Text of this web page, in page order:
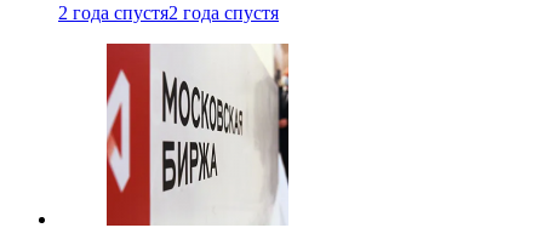
2 года спустя2 года спустя